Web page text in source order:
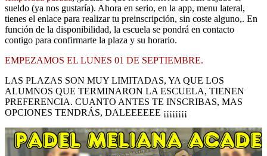
sueldo (ya nos gustaría). Ahora en serio, en la app, menu lateral,
tienes el enlace para realizar tu preinscripción, sin coste alguno,. En
función de la disponibilidad, la escuela se pondrá en contacto
contigo para confirmarte la plaza y su horario.
EMPEZAMOS EL LUNES 01 DE SEPTIEMBRE.
LAS PLAZAS SON MUY LIMITADAS, YA QUE LOS
ALUMNOS QUE TERMINARON LA ESCUELA, TIENEN
PREFERENCIA. CUANTO ANTES TE INSCRIBAS, MAS
OPCIONES TENDRÁS, DALEEEEEE ¡¡¡¡¡¡¡¡